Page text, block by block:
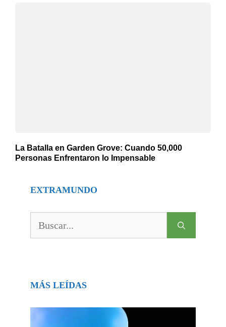
La Batalla en Garden Grove: Cuando 50,000
Personas Enfrentaron lo Impensable
EXTRAMUNDO
MÁS LEÍDAS